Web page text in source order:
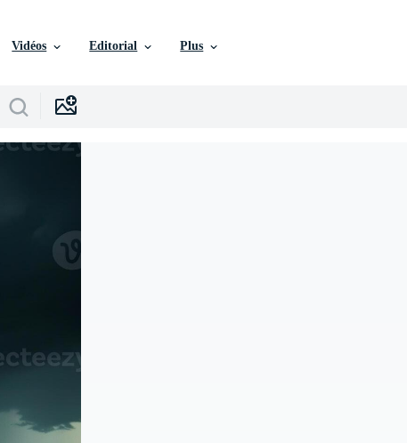
Vidéos Editorial Plus